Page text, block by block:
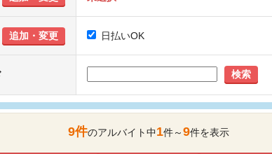
追加・変更 日払いOK
検索
9件のアルバイト中1件～9件を表示